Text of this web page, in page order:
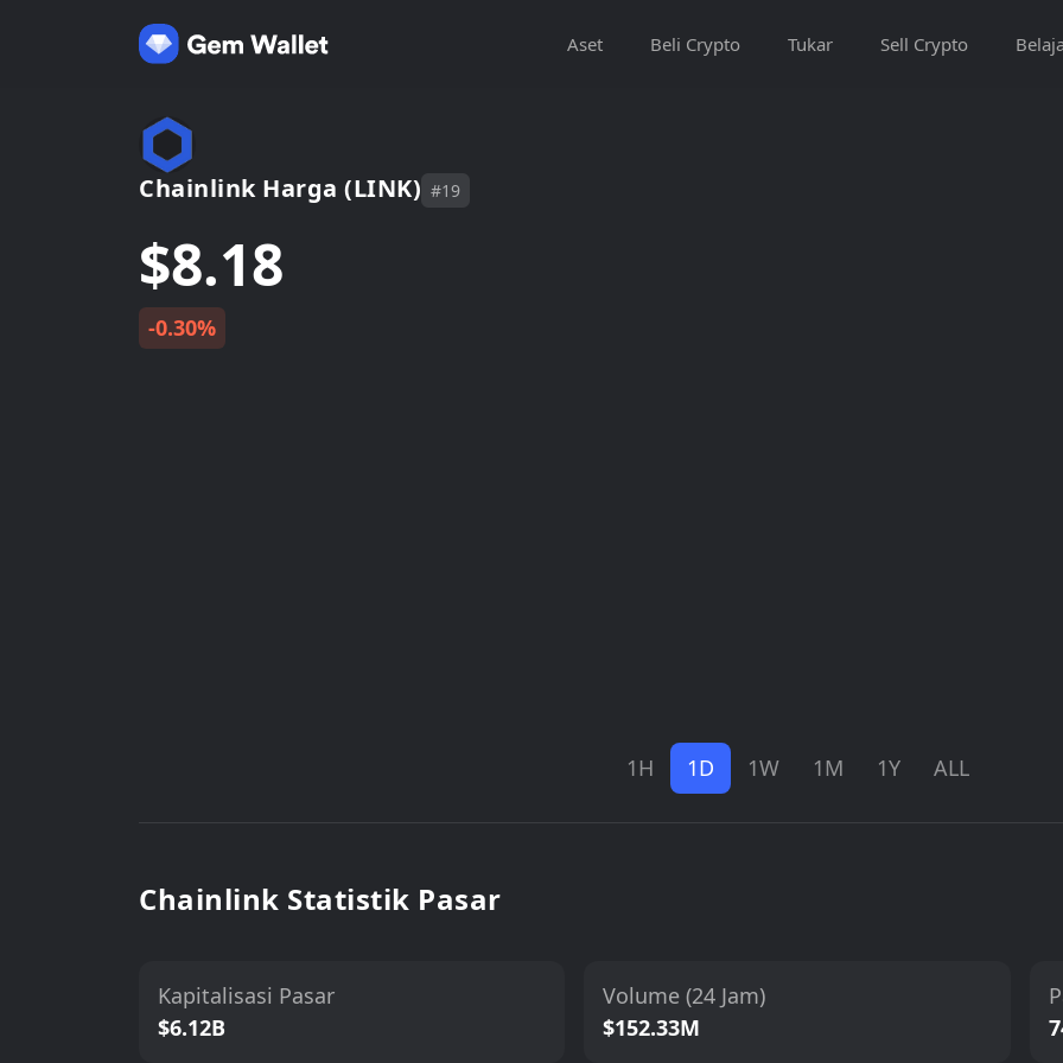
Aset Beli Crypto Tukar Sell Crypto
Chainlink Harga (LINK) #19
$8.18
-0.30%
1H 1D 1W 1M 1Y ALL
Chainlink Statistik Pasar
Kapitalisasi Pasar
$6.12B
Volume (24 Jam)
$152.33M